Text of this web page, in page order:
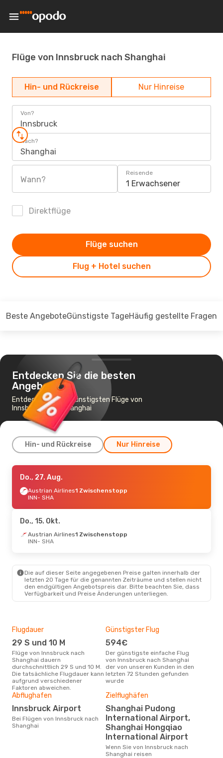
Flüge von Innsbruck nach Shanghai
Hin- und Rückreise Nur Hinreise
Von?
Innsbruck
Nach?
Shanghai
Wann?
Reisende
1 Erwachsener
Direktflüge
Flug + Hotel suchen
Flüge suchen
Beste AngeboteGünstigste TageHäufig gestellte Fragen
Entdecken Sie die besten
Angebote
Entdecken Sie die günstigsten Flüge von
Innsbruck nach Shanghai
Hin- und Rückreise Nur Hinreise
Fr., 16. Okt.- So., 25. Okt.
Lufthansa1 Zwischenstopp
INN- SHA
2 Zwischenstopps
SHA- INN
Do., 27. Aug.
Austrian Airlines1 Zwischenstopp
INN- SHA
Do., 15. Okt.
Austrian Airlines1 Zwischenstopp
INN- SHA
Die auf dieser Seite angegebenen Preise galten innerhalb der
letzten 20 Tage für die genannten Zeiträume und stellen nicht
den endgültigen Angebotspreis dar. Bitte beachten Sie, dass
Verfügbarkeit und Preise Änderungen unterliegen.
Flugdauer
29 S und 10 M
Flüge von Innsbruck nach
Shanghai dauern
durchschnittlich 29 S und 10 M.
Die tatsächliche Flugdauer kann
aufgrund verschiedener
Faktoren abweichen.
Günstigster Flug
594€
Der günstigste einfache Flug
von Innsbruck nach Shanghai
der von unseren Kunden in den
letzten 72 Stunden gefunden
wurde
Abflughafen
Innsbruck Airport
Bei Flügen von Innsbruck nach
Shanghai
Zielflughäfen
Shanghai Pudong
International Airport,
Shanghai Hongqiao
International Airport
Wenn Sie von Innsbruck nach
Shanghai reisen